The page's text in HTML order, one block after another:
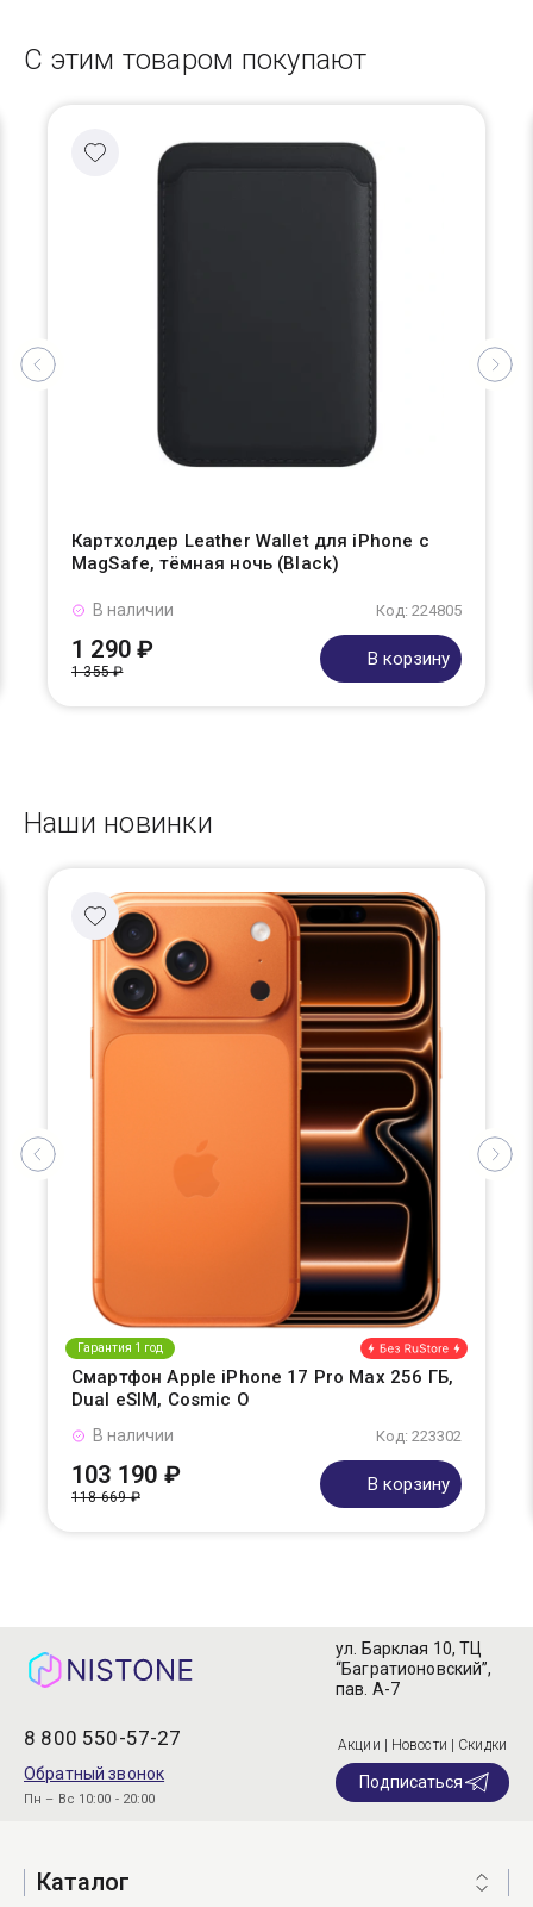
С этим товаром покупают
Картхолдер Leather Wallet для iPhone с
MagSafe, тёмная ночь (Black)
Код: 224805
В наличии
1 290 ₽
1 355 ₽
В корзину
Наши новинки
Гарантия 1 год
Смартфон Apple iPhone 17 Pro Max 256 ГБ,
Dual eSIM, Cosmic O
Код: 223302
В наличии
103 190 ₽
118 669 ₽
В корзину
8 800 550-57-27
Обратный звонок
Пн – Вс 10:00 - 20:00
ул. Барклая 10, ТЦ
“Багратионовский”,
пав. А-7
Акции | Новости | Скидки
Подписаться
Каталог